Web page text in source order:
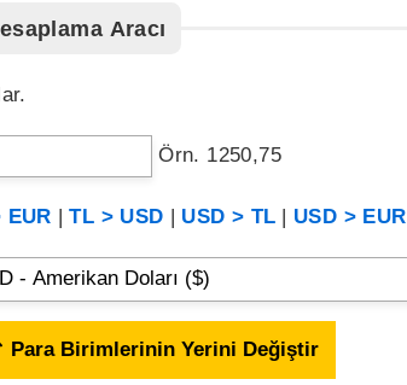
Aracı
Örn. 1250,75
EUR TL > USD USD > TL USD > EUR
Para Birimlerinin Yerini Değiştir